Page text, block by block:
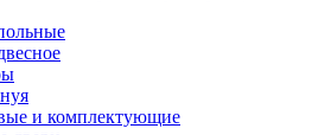
и комплектующие